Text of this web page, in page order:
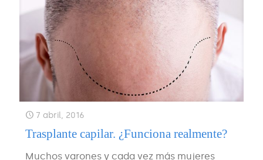
7 abril, 2016
Trasplante capilar. ¿Funciona realmente?
Muchos varones y cada vez más mujeres